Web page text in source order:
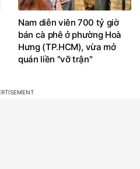
Nam diễn viên 700 tỷ giờ
bán cà phê ở phường Hoà
Hưng (TP.HCM), vừa mở
quán liền "vỡ trận"